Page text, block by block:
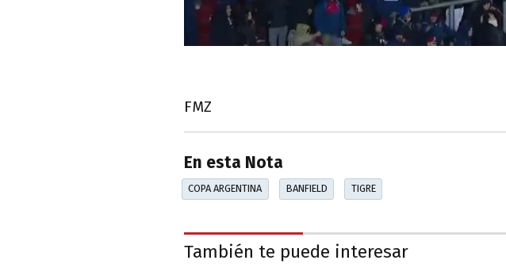
FMZ
En esta Nota
COPA ARGENTINA BANFIELD TIGRE
También te puede interesar